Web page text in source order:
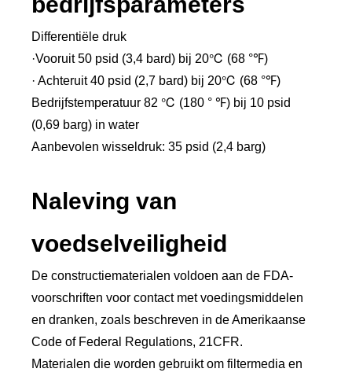
Differentiële druk
·Vooruit 50 psid (3,4 bard) bij 20℃ (68 °℉)
· Achteruit 40 psid (2,7 bard) bij 20℃ (68 °℉)
Bedrijfstemperatuur 82 ℃ (180 ° ℉) bij 10 psid
(0,69 barg) in water
Aanbevolen wisseldruk: 35 psid (2,4 barg)
Naleving van
voedselveiligheid
De constructiematerialen voldoen aan de FDA-
voorschriften voor contact met voedingsmiddelen
en dranken, zoals beschreven in de Amerikaanse
Code of Federal Regulations, 21CFR.
Materialen die worden gebruikt om filtermedia en